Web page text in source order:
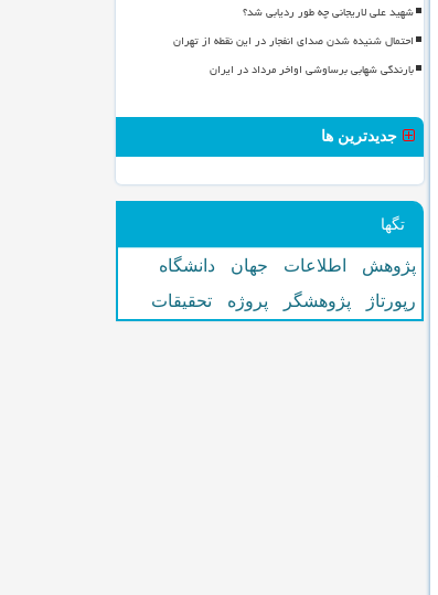
شهید علی لاریجانی چه طور ردیابی شد؟
احتمال شنیده شدن صدای انفجار در این نقطه از تهران
بارندگی شهابی برساوشی اواخر مرداد در ایران
جدیدترین ها
تگها
پژوهش اطلاعات جهان
دانشگاه
رپورتاژ
پژوهشگر پروژه تحقیقات